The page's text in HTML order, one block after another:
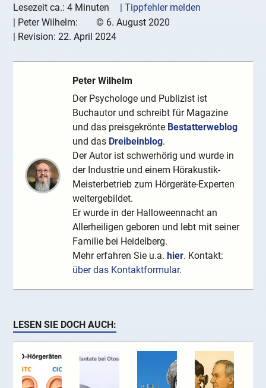
Lesezeit ca.: 4 Minuten
| Tippfehler melden
Peter Wilhelm: © 6. August 2020
| Revision:22. April 2024
Peter Wilhelm
Der Psychologe und Publizist ist
Buchautor und schreibt für Magazine
und das preisgekrönte Bestatterweblog
und das Dreibeinblog.
Der Autor ist schwerhörig und wurde in
der Industrie und einem Hörakustik-
Meisterbetrieb zum Hörgeräte-Experten
weitergebildet.
Er wurde in der Halloweennacht an
Allerheiligen geboren und lebt mit seiner
Familie bei Heidelberg.
Mehr erfahren Sie u.a. hier. Kontakt:
über das Kontaktformular.
LESEN SIE DOCH AUCH: